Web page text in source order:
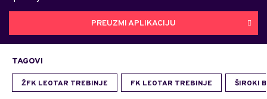
PREUZMI APLIKACIJU
TAGOVI
ŽFK LEOTAR TREBINJE FK LEOTAR TREBINJE ŠIROKI